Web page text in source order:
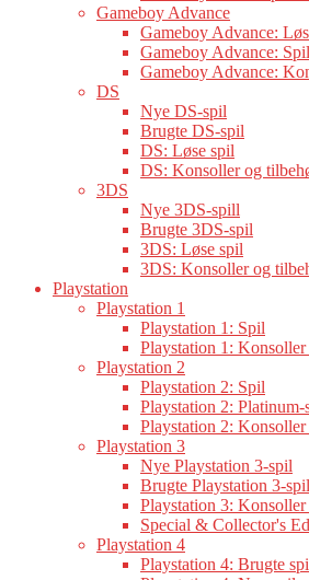
Gameboy Advance
Gameboy Advance:
Gameboy Advance:
Gameboy Advance:
DS
Nye DS-spil
Brugte DS-spil
DS: Løse spil
DS: Konsoller og
3DS
Nye 3DS-spill
Brugte 3DS-spil
3DS: Løse spil
3DS: Konsoller og
Playstation
Playstation 1
Playstation 1: Spil
Playstation 1:
Playstation 2
Playstation 2: Spil
Playstation 2: Platinum-
Playstation 2:
Playstation 3
Nye Playstation 3-spil
Brugte Playstation 3-spil
Playstation 3:
Special & Collector's
Playstation 4
Playstation 4: Brugte